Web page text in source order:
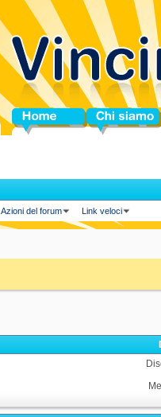
Home Chi siamo
Azioni del forum Link veloci